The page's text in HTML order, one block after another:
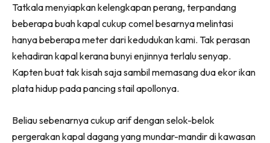
Tatkala menyiapkan kelengkapan perang, terpandang
beberapa buah kapal cukup comel besarnya melintasi
hanya beberapa meter dari kedudukan kami. Tak perasan
kehadiran kapal kerana bunyi enjinnya terlalu senyap.
Kapten buat tak kisah saja sambil memasang dua ekor ikan
plata hidup pada pancing stail apollonya.
Beliau sebenarnya cukup arif dengan selok-belok
pergerakan kapal dagang yang mundar-mandir di kawasan